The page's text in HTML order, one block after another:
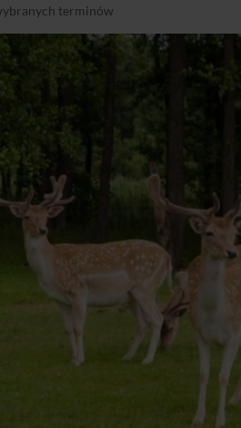
terminów